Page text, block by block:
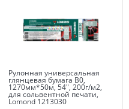
Рулонная универсальная
глянцевая бумага В0,
1270мм*50м, 54", 200г/м2,
для сольвентной печати,
Lomond 1213030